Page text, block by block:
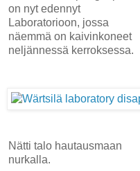
on nyt edennyt
Laboratorioon, jossa
näemmä on kaivinkoneet
neljännessä kerroksessa.
Nätti talo hautausmaan
nurkalla.